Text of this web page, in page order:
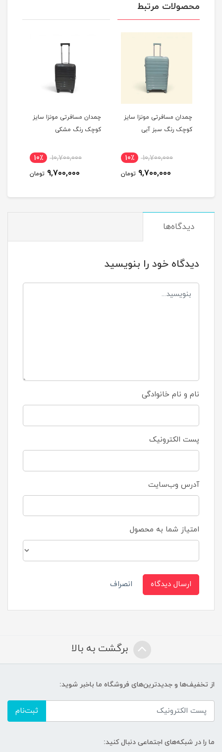
محصولات مرتبط
چمدان مسافرتی مونزا سایز
کوچک رنگ سبز آبی
10,700,000 10٪
9,700,000 تومان
چمدان مسافرتی مونزا سایز
کوچک رنگ مشکی
10,700,000 10٪
9,700,000 تومان
دیدگاه‌ها
دیدگاه خود را بنویسید
نام و نام خانوادگی
پست الکترونیک
آدرس وب‌سایت
امتیاز شما به محصول
ارسال دیدگاه انصراف
برگشت به بالا
از تخفیف‌ها و جدیدترین‌های فروشگاه ما باخبر شوید:
ثبت‌نام
ما را در شبکه‌های اجتماعی دنبال کنید: